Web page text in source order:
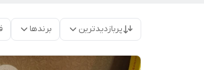
پربازدیدترین برندها